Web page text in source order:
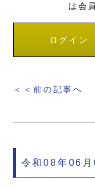
は会
ログイン
＜＜前の記事へ
令和08年06